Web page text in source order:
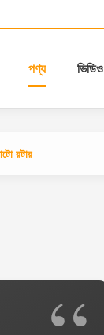
পণ্য ভিডিও
রটার